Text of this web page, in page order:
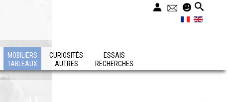
MOBILIERS
TABLEAUX
CURIOSITÉS
AUTRES
ESSAIS
RECHERCHES